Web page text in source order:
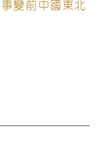
變前中國東北